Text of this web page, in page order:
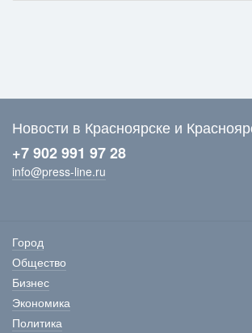
Новости в Красноярске и
+7 902 991 97 28
info@press-line.ru
Город
Общество
Бизнес
Экономика
Политика